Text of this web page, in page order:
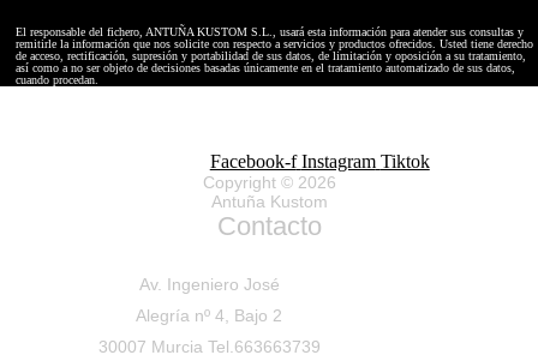
El responsable del fichero, ANTUÑA KUSTOM S.L., usará esta información para atender sus consultas y
remitirle la información que nos solicite con respecto a servicios y productos ofrecidos. Usted tiene derecho
de acceso, rectificación, supresión y portabilidad de sus datos, de limitación y oposición a su tratamiento,
así como a no ser objeto de decisiones basadas únicamente en el tratamiento automatizado de sus datos,
cuando procedan.
Facebook-f Instagram Tiktok
Copyright © 2026
Antuña Kustom
Contacto
Av. Ingeniero José
Alegría nº 4, Bajo 2
30007 Murcia Tel.663663739